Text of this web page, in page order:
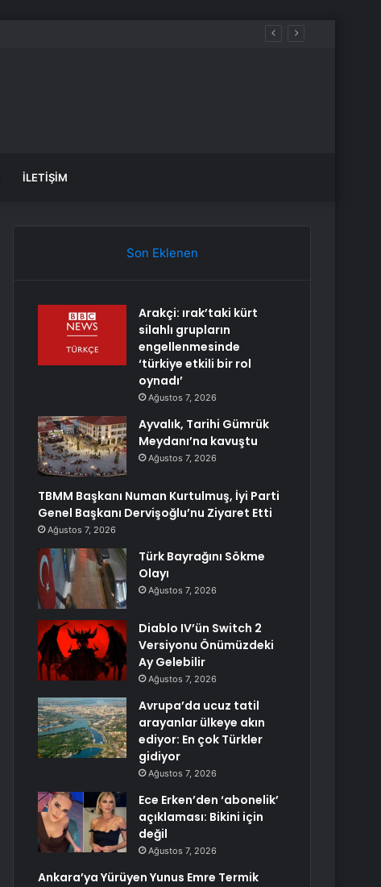
İLETIŞIM
Son Eklenen
Arakçi: ırak’taki kürt
silahlı grupların
engellenmesinde
‘türkiye etkili bir rol
oynadı’
Ağustos 7, 2026
Ayvalık, Tarihi Gümrük
Meydanı’na kavuştu
Ağustos 7, 2026
TBMM Başkanı Numan Kurtulmuş, İyi Parti
Genel Başkanı Dervişoğlu’nu Ziyaret Etti
Ağustos 7, 2026
Türk Bayrağını Sökme
Olayı
Ağustos 7, 2026
Diablo IV’ün Switch 2
Versiyonu Önümüzdeki
Ay Gelebilir
Ağustos 7, 2026
Avrupa’da ucuz tatil
arayanlar ülkeye akın
ediyor: En çok Türkler
gidiyor
Ağustos 7, 2026
Ece Erken’den ‘abonelik’
açıklaması: Bikini için
değil
Ağustos 7, 2026
Ankara’ya Yürüyen Yunus Emre Termik